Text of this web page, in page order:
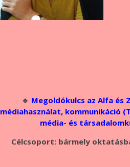
🔹 Megoldókulcs az Alfa és
médiahasználat, kommunikáció
média- és
Célcsoport: bármely